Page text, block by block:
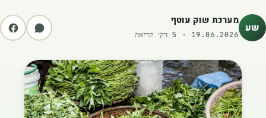
שע מערכת שוק עוטף
19.06.2026
·
5 דק׳ קריאה